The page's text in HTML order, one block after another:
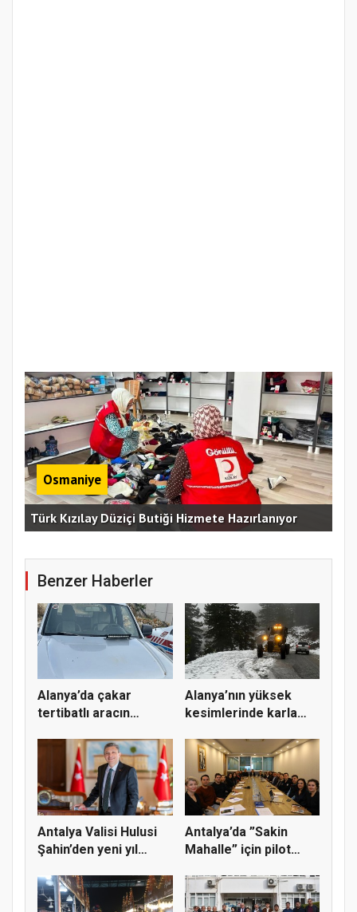
Osmaniye
Türk Kızılay Düziçi Butiği Hizmete Hazırlanıyor
Benzer Haberler
Alanya’da çakar
tertibatlı aracın
Alanya’nın yüksek
kesimlerinde karla
Antalya Valisi Hulusi
Şahin’den yeni yıl
Antalya’da ”Sakin
Mahalle” için pilot